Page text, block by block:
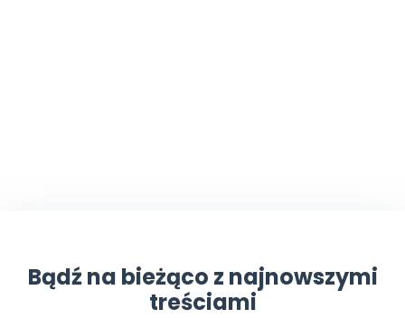
Bądź na bieżąco z najnowszymi
treściami